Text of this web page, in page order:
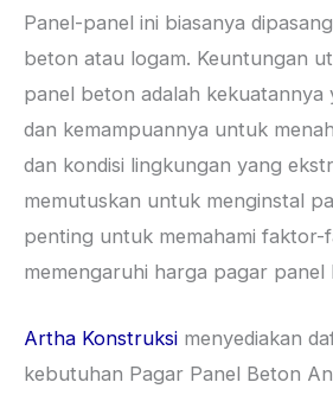
Panel-panel ini biasanya
beton atau logam. Keuntungan
panel beton adalah kekuatannya
dan kemampuannya untuk
dan kondisi lingkungan yang
memutuskan untuk menginstal
penting untuk memahami faktor-
memengaruhi harga pagar
Artha Konstruksi menyediakan
kebutuhan Pagar Panel Beton